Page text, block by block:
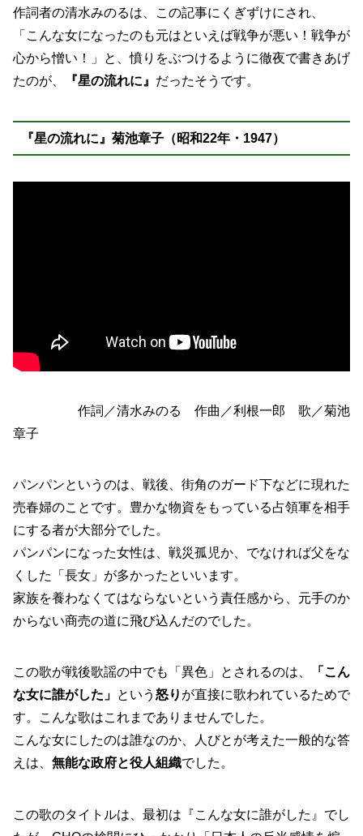
作詞者の清水みのるは、この記事にくぎずけにされ、
「こんな女になったのも元はといえば戦争が悪い！戦争が
心から憎い！」と、憤りをぶつけるように徹夜で書きあげ
たのが、
『星の流れに』 だったそうです。
『星の流れに』菊池章子（昭和22年・1947）
作詞／清水みのる 作曲／利根一郎 歌／菊池
章子
パンパンというのは、戦後、街角のガード下などに現れた
売春婦のことです。豊かな物資をもっている占領軍を相手
にする者が大部分でした。
パンパンになった女性は、戦災孤児か、でなければ父をな
くした「長女」が多かったといいます。
家族を養わなくてはならないという責任感から、元手のか
からない商売の道に飛び込んだのでした。
この歌が戦後歌謡の中でも「異色」とされるのは、
「こん
な女に誰がした」 という 怒り が直接に歌われているためで
す。こんな歌はこれまでありませんでした。
こんな女にしたのは誰なのか、人びとが考えた一般的な答
えは、 無能な政府と役人組織でした。
この歌のタイトルは、最初は『こんな女に誰がした』でし